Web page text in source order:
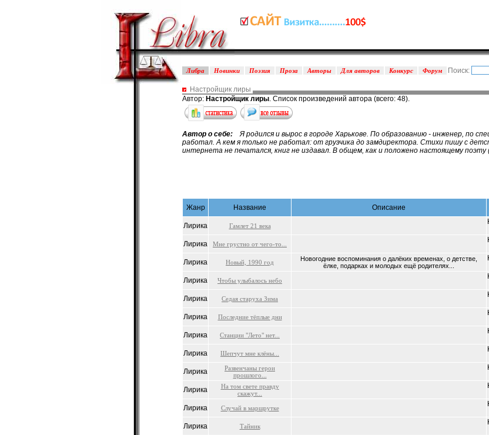
Поиск:
Либра Новинки Поэзия Проза Авторы Для авторов Конкурс Форум
Настройщик лиры
Автор: Настройщик лиры. Список произведений автора (всего: 48).
Автор о себе: Я родился и вырос в городе Харькове. По образованию - инженер, по
работал. А кем я только не работал: от грузчика до замдиректора. Стихи пишу с
интернета не печатался, книг не издавал. В общем, как и положено настоящему поэту
Жанр Название Описание
Лирика
Гамлет 21 века
Лирика Мне грустно от чего-то...
Лирика Новый, 1990 год
Новогодние воспоминания о далёких временах, о детстве,
ёлке, подарках и молодых ещё родителях...
Лирика Чтобы улыбалось небо
Лирика Седая старуха Зима
Лирика Последние тёплые дни
Лирика Станции "Лето" нет...
Лирика Шепчут мне клёны...
Лирика
Развенчаны герои
прошлого...
Лирика
На том свете правду
скажут...
Лирика Случай в маршрутке
Лирика Тайник